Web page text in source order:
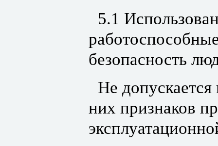
5.1
безопасность
Не
них признаков